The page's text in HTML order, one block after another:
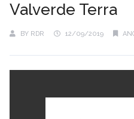
Valverde Terra
BY RDR 12/09/2019